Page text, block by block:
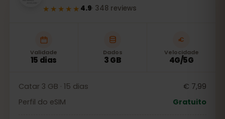
★★★★★ 4.9· 348 reviews
Validade
15 dias
Dados
3 GB
Velocidade
4G/5G
Catar 3 GB · 15 dias
€ 7,99
Perfil do eSIM
Gratuito